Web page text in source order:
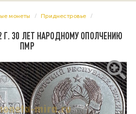
монеты Приднестровье
Г. 30 ЛЕТ НАРОДНОМУ ОПОЛЧЕНИЮ
ПМР